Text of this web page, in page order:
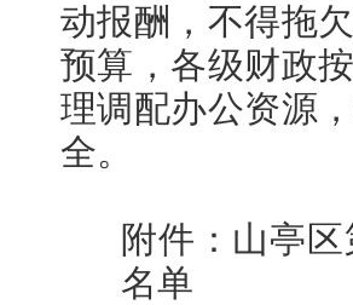
动报酬，不得拖
预算，各级财政
理调配办公资源
全。
附件：山亭
名单